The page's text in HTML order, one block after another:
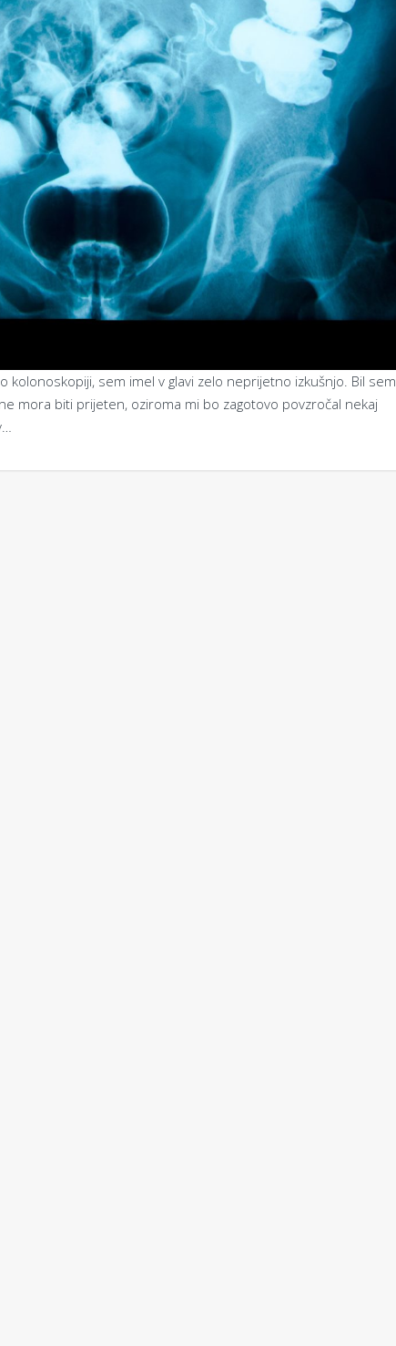
kolonoskopiji, sem imel v glavi zelo neprijetno izkušnjo. Bil sem
mora biti prijeten, oziroma mi bo zagotovo povzročal nekaj